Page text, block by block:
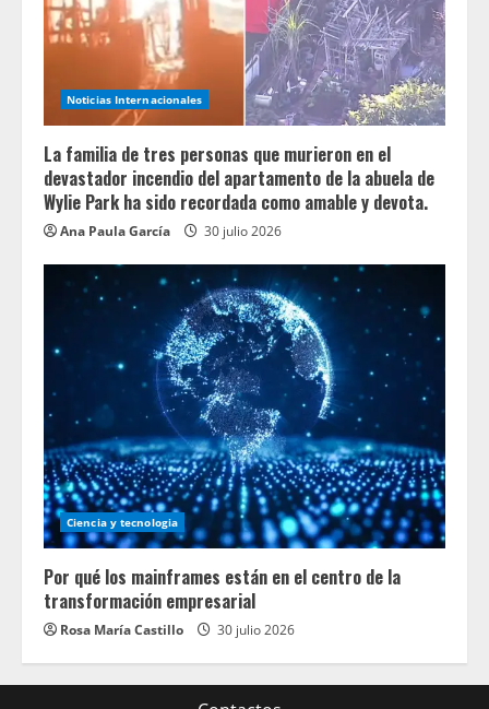
Noticias Internacionales
La familia de tres personas que murieron en el
devastador incendio del apartamento de la abuela de
Wylie Park ha sido recordada como amable y devota.
Ana Paula García 30 julio 2026
Ciencia y tecnologia
Por qué los mainframes están en el centro de la
transformación empresarial
Rosa María Castillo 30 julio 2026